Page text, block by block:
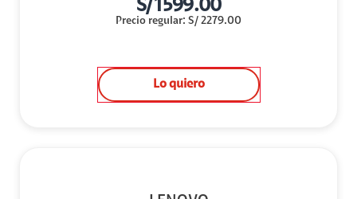
S/1599.00
Precio regular: S/ 2279.00
Lo quiero